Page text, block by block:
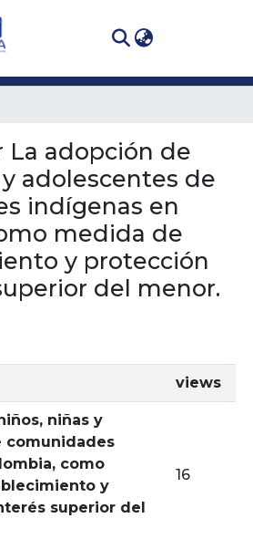
La adopción de
adolescentes de
indígenas en
medida de
y protección
del menor.
views
niñas y
comunidades
como
y
superior del
16